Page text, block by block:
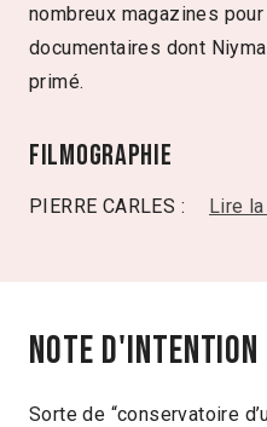
nombreux magazines
documentaires dont
primé.
Filmographie
PIERRE CARLES : Lire
Note d'intention
Sorte de “conservatoire